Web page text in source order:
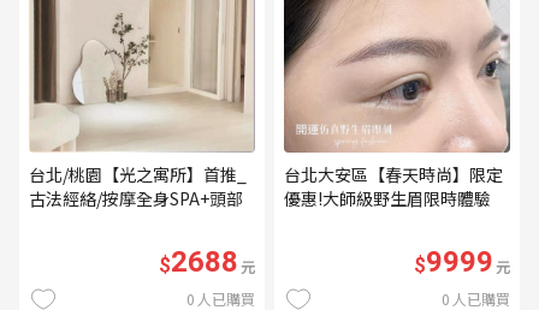
台北/桃園【光之寓所】首推_
古法經絡/按摩全身SPA+頭部
$2688元
0 人已購買
台北大安區【春天時尚】限定
優惠!大師級野生眉限時體驗
優惠券（無補色） (MO)
$9999元
0 人已購買